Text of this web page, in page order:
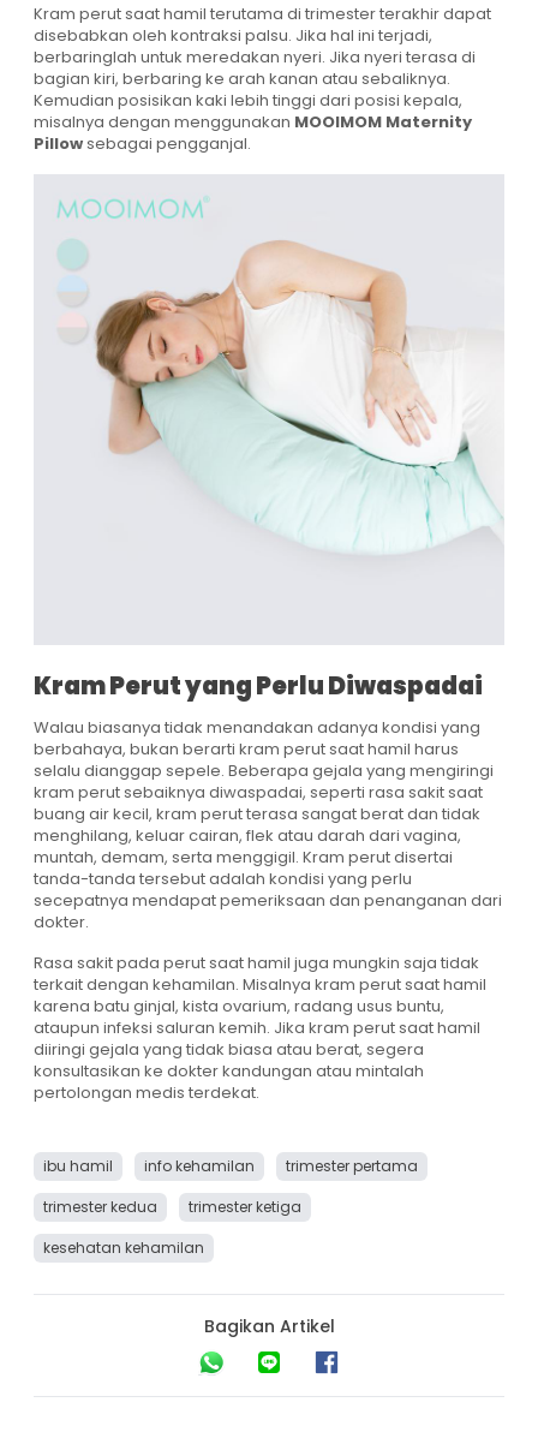
Kram perut saat hamil terutama di trimester terakhir dapat
disebabkan oleh kontraksi palsu. Jika hal ini terjadi,
berbaringlah untuk meredakan nyeri. Jika nyeri terasa di
bagian kiri, berbaring ke arah kanan atau sebaliknya.
Kemudian posisikan kaki lebih tinggi dari posisi kepala,
misalnya dengan menggunakan MOOIMOM Maternity
Pillowsebagai pengganjal.
Kram Perut yang Perlu Diwaspadai
Walau biasanya tidak menandakan adanya kondisi yang
berbahaya, bukan berarti kram perut saat hamil harus
selalu dianggap sepele. Beberapa gejala yang mengiringi
kram perut sebaiknya diwaspadai, seperti rasa sakit saat
buang air kecil, kram perut terasa sangat berat dan tidak
menghilang, keluar cairan, flek atau darah dari vagina,
muntah, demam, serta menggigil. Kram perut disertai
tanda-tanda tersebut adalah kondisi yang perlu
secepatnya mendapat pemeriksaan dan penanganan dari
dokter.
Rasa sakit pada perut saat hamil juga mungkin saja tidak
terkait dengan kehamilan. Misalnya kram perut saat hamil
karena batu ginjal, kista ovarium, radang usus buntu,
ataupun infeksi saluran kemih. Jika kram perut saat hamil
diiringi gejala yang tidak biasa atau berat, segera
konsultasikan ke dokter kandungan atau mintalah
pertolongan medis terdekat.
ibu hamil info kehamilan
trimester pertama
trimester kedua
trimester ketiga
kesehatan kehamilan
Bagikan Artikel